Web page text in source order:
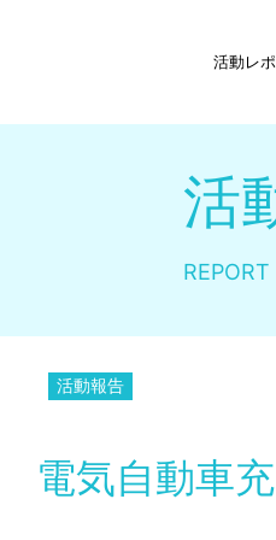
活動レ
活
REPORT
活動報告
電気自動車